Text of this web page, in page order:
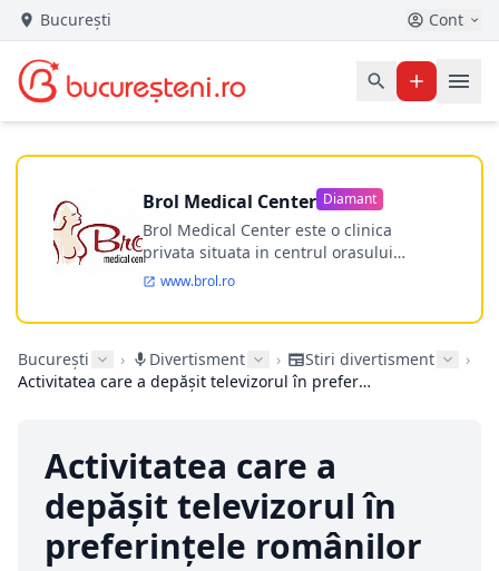
București Cont
Brol Medical Center Diamant
Brol Medical Center este o clinica
privata situata in centrul orasului
Timisoara avand o experienta de
Incepand din anul 2009 clinica isi
ultramodern.
www.brol.ro
București › Divertisment › Stiri divertisment
›
Activitatea care a depășit televizorul în preferințele românilor
Activitatea care a
depășit televizorul în
preferințele românilor